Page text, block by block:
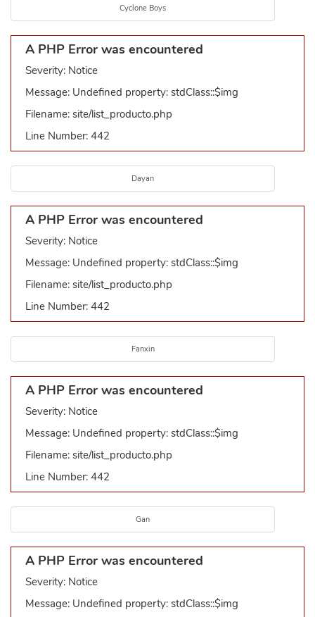
Cyclone Boys
A PHP Error was encountered
Severity: Notice
Message: Undefined property: stdClass::$img
Filename: site/list_producto.php
Line Number: 442
Dayan
A PHP Error was encountered
Severity: Notice
Message: Undefined property: stdClass::$img
Filename: site/list_producto.php
Line Number: 442
Fanxin
A PHP Error was encountered
Severity: Notice
Message: Undefined property: stdClass::$img
Filename: site/list_producto.php
Line Number: 442
Gan
A PHP Error was encountered
Severity: Notice
Message: Undefined property: stdClass::$img